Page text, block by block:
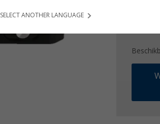
SELECT ANOTHER LANGUAGE